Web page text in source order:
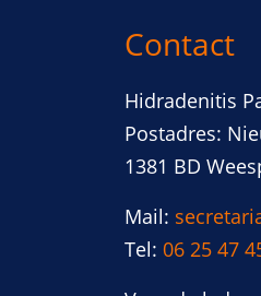
Contact
Hidradenitis
Postadres:
1381 BD
Mail:
Tel: 06 25 47